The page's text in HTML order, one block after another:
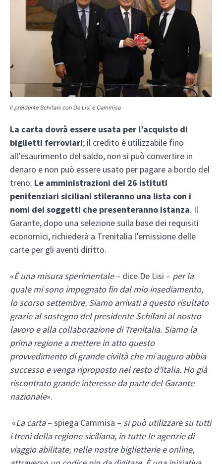
Il preidente Schifani con De Lisi e Cammisa
La carta dovrà essere usata per l’acquisto di
biglietti ferroviari; il credito è utilizzabile fino
all’esaurimento del saldo, non si può convertire in
denaro e non può essere usato per pagare a bordo del
treno. Le amministrazioni dei 26 istituti
penitenziari siciliani stileranno una lista con i
nomi dei soggetti che presenteranno istanza. Il
Garante, dopo una selezione sulla base dei requisiti
economici, richiederà a Trenitalia l’emissione delle
carte per gli aventi diritto.
«È una misura sperimentale– dice De Lisi – per la
quale mi sono impegnato fin dal mio insediamento,
lo scorso settembre. Siamo arrivati a questo risultato
grazie al sostegno del presidente Schifani al nostro
lavoro e alla collaborazione di Trenitalia. Siamo la
prima regione a mettere in atto questo
provvedimento di grande civiltà che mi auguro abbia
successo e venga riproposto nel resto d’Italia. Ho già
riscontrato grande interesse da parte del Garante
nazionale».
«La carta– spiega Cammisa – si può utilizzare su tutti
i treni della regione siciliana, in tutte le agenzie di
viaggio abilitate, nelle nostre biglietterie e online,